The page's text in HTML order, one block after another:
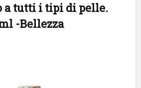
a tutti i tipi di pelle.
-Bellezza